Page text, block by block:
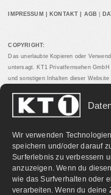
Wir verwenden
speichern und/oder darauf
Surferlebnis zu verbessern
anzuzeigen. Wenn du
wie das Surfverhalten oder
verarbeiten. Wenn du deine
IMPRESSUM KONTAKT AGB
COPYRIGHT:
Das unerlaubte Kopieren oder
untersagt. KT1 Privatfernsehen
und sonstigen Inhalten dieser Website
PARTNERLINKS: